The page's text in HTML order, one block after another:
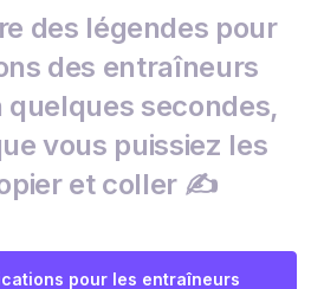
des légendes pour
des entraîneurs
quelques secondes,
vous puissiez les
et coller ✍️
pour les entraîneurs